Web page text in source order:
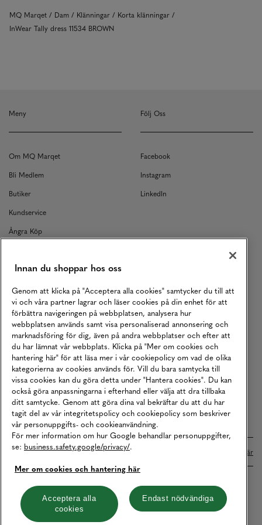
MQ Marqet Dam Klänningar
Korta klänningar
InWear Tally dress 11534 BROWN
Meny
Om MQ Marqet
Bli Medlem
Butiker
Kundservice
Ångra Köp
Returer
Köpvillkor
Karriär
Vårt Ansvar
Våra Tjänster
Press
Studentrabatt
B2B
Tillgänglighetsredogörelse
Följ Oss
Facebook
Instagram
LinkedIn
Betalningar online sköts i samarbete med Klarna. Läs mer här
Cookies Integritetspolicy
Hantera cookies
Innan du shoppar hos oss
Genom att klicka på "Acceptera alla cookies" samtycker du till att
vi och våra partner lagrar och läser cookies på din enhet för att
förbättra navigeringen på webbplatsen, analysera hur
webbplatsen används samt visa personaliserad annonsering och
marknadsföring för dig, även på andra webbplatser och efter att
du har lämnat vår webbplats. Klicka på "Mer om cookies och
hantering här" för att läsa mer i vår cookiepolicy om vad de olika
kategorierna av cookies används för. Vill du bara samtycka till
vissa cookies kan du göra detta under "Hantera cookies". Du kan
också göra anpassningarna i efterhand eller välja att dra tillbaka
ditt samtycke. Genom att göra dina val bekräftar du att du har
tagit del av vår integritetspolicy och cookiepolicy som beskriver
vår personuppgifts- och cookieanvändning.
För mer information om hur Google behandlar personuppgifter,
se: business.safety.google/privacy/.
Mer om cookies och hantering här
Acceptera alla
cookies
Endast nödvändiga